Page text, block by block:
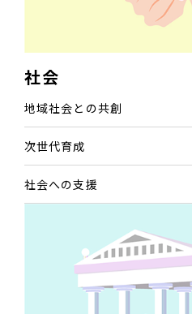
社会
地域社会との共創
次世代育成
社会への支援